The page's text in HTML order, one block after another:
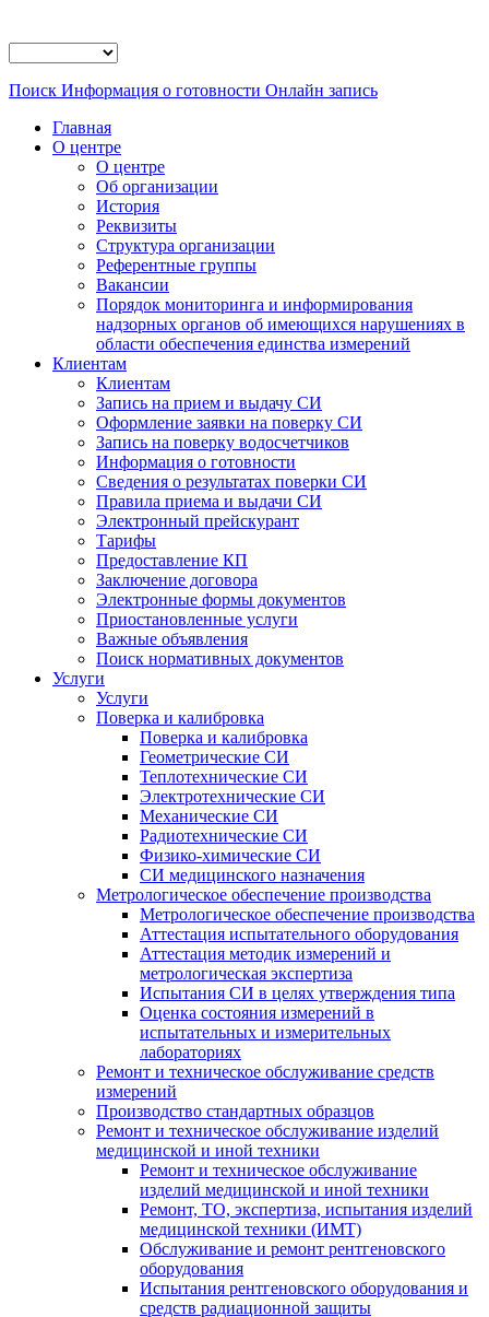
Поиск Информация о готовности Онлайн запись
Главная
О центре
О центре
Об организации
История
Реквизиты
Структура организации
Референтные группы
Вакансии
Порядок мониторинга и информирования
надзорных органов об имеющихся нарушениях в
области обеспечения единства измерений
Клиентам
Клиентам
Запись на прием и выдачу СИ
Оформление заявки на поверку СИ
Запись на поверку водосчетчиков
Информация о готовности
Сведения о результатах поверки СИ
Правила приема и выдачи СИ
Электронный прейскурант
Тарифы
Предоставление КП
Заключение договора
Электронные формы документов
Приостановленные услуги
Важные объявления
Поиск нормативных документов
Услуги
Услуги
Поверка и калибровка
Поверка и калибровка
Геометрические СИ
Теплотехнические СИ
Электротехнические СИ
Механические СИ
Радиотехнические СИ
Физико-химические СИ
СИ медицинского назначения
Метрологическое обеспечение производства
Метрологическое обеспечение производства
Аттестация испытательного оборудования
Аттестация методик измерений и
метрологическая экспертиза
Испытания СИ в целях утверждения типа
Оценка состояния измерений в
испытательных и измерительных
лабораториях
Ремонт и техническое обслуживание средств
измерений
Производство стандартных образцов
Ремонт и техническое обслуживание изделий
медицинской и иной техники
Ремонт и техническое обслуживание
изделий медицинской и иной техники
Ремонт, ТО, экспертиза, испытания изделий
медицинской техники (ИМТ)
Обслуживание и ремонт рентгеновского
оборудования
Испытания рентгеновского оборудования и
средств радиационной защиты